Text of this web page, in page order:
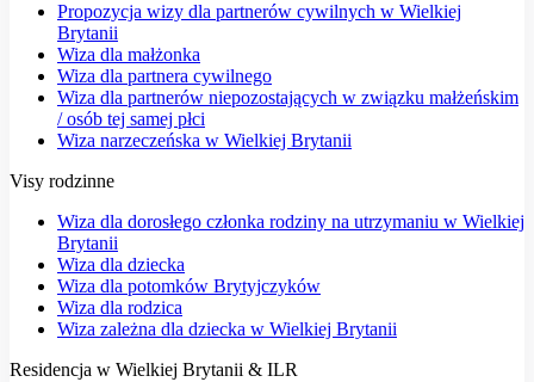
Propozycja wizy dla partnerów cywilnych w Wielkiej
Brytanii
Wiza dla małżonka
Wiza dla partnera cywilnego
Wiza dla partnerów niepozostających w związku małżeńskim
/ osób tej samej płci
Wiza narzeczeńska w Wielkiej Brytanii
Visy rodzinne
Wiza dla dorosłego członka rodziny na utrzymaniu w Wielkiej
Brytanii
Wiza dla dziecka
Wiza dla potomków Brytyjczyków
Wiza dla rodzica
Wiza zależna dla dziecka w Wielkiej Brytanii
Residencja w Wielkiej Brytanii & ILR